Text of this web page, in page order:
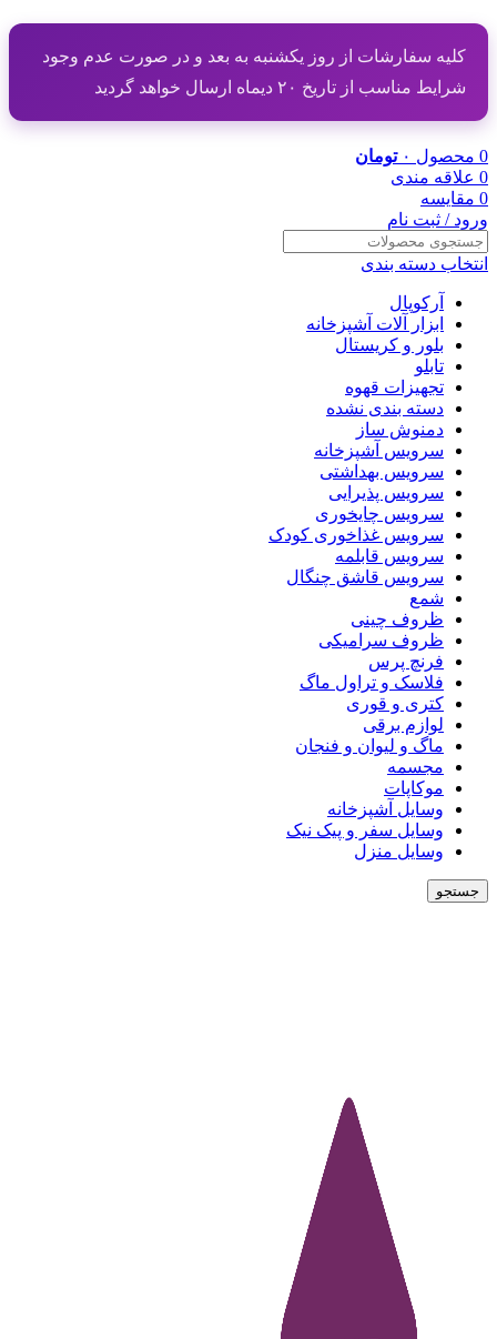
کلیه سفارشات از روز یکشنبه به بعد و در صورت عدم وجود
شرایط مناسب از تاریخ ۲۰ دیماه ارسال خواهد گردید
0 محصول ۰ تومان
0 علاقه مندی
0 مقایسه
ورود / ثبت نام
انتخاب دسته بندی
آرکوپال
ابزار آلات آشپزخانه
بلور و کریستال
تابلو
تجهیزات قهوه
دسته بندی نشده
دمنوش ساز
سرویس آشپزخانه
سرویس بهداشتی
سرویس پذیرایی
سرویس چایخوری
سرویس غذاخوری کودک
سرویس قابلمه
سرویس قاشق چنگال
شمع
ظروف چینی
ظروف سرامیکی
فرنچ پرس
فلاسک و تراول ماگ
کتری و قوری
لوازم برقی
ماگ و لیوان و فنجان
مجسمه
موکاپات
وسایل آشپزخانه
وسایل سفر و پیک نیک
وسایل منزل
جستجو